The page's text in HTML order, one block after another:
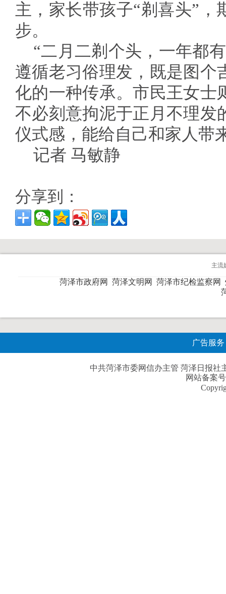
主，家长带孩子“剃喜头”
步。
“二月二剃个头，一年都
遵循老习俗理发，既是图个
化的一种传承。市民王女士
不必刻意拘泥于正月不理发
仪式感，能给自己和家人带
记者 马敏静
分享到：
主流
菏泽市政府网 菏泽文明网 菏泽市纪检监察网
广告服务
中共菏泽市委网信办主管 菏泽日报社
网站备案